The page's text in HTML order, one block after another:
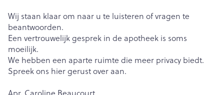
Wij staan klaar om naar u te luisteren of vragen te
beantwoorden.
Een vertrouwelijk gesprek in de apotheek is soms
moeilijk.
We hebben een aparte ruimte die meer privacy biedt.
Spreek ons hier gerust over aan.
Apr. Caroline Beaucourt